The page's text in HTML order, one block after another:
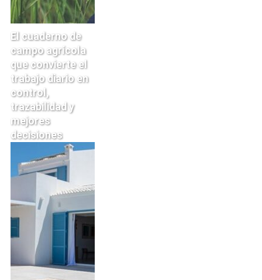
El cuaderno de
campo agrícola
que convierte el
trabajo diario en
control,
trazabilidad y
mejores
decisiones